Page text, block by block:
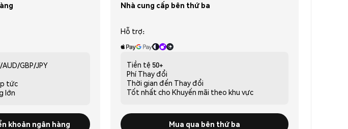
AUD/GBP/JPY
tức
lớn
khoản ngân hàng
Nhà cung cấp bên thứ ba
Hỗ trợ:
Tiền tệ 50+
Phí Thay đổi
Thời gian đến Thay đổi
Tốt nhất cho Khuyến mãi theo khu vực
Mua qua bên thứ ba